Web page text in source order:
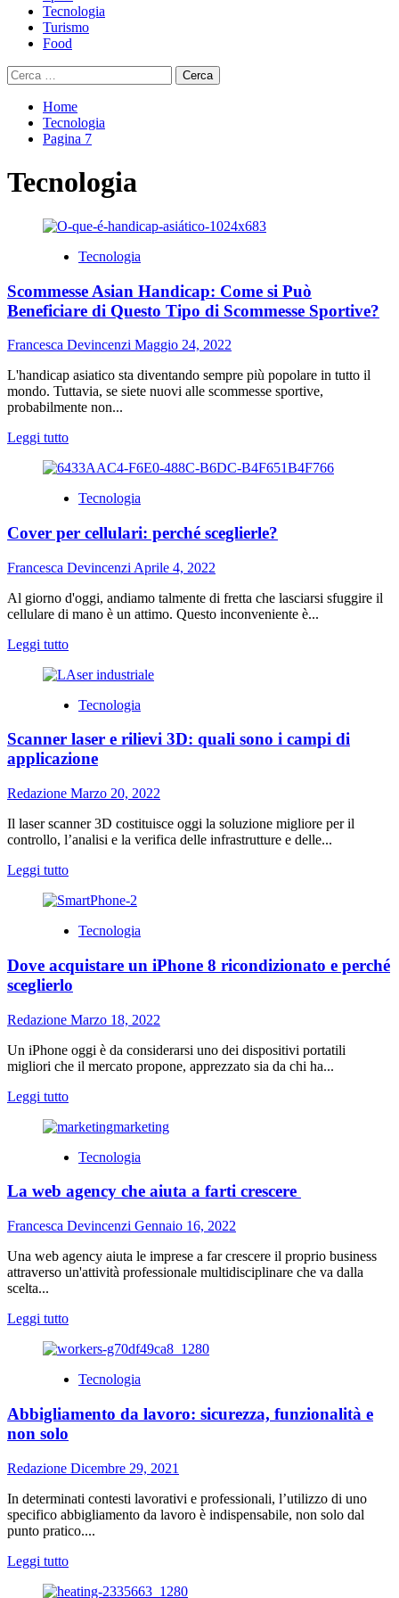
Tecnologia
Turismo
Food
Ricerca
per:
Home
Tecnologia
Pagina 7
Tecnologia
Tecnologia
Scommesse Asian Handicap: Come si Può
Beneficiare di Questo Tipo di Scommesse Sportive?
Francesca Devincenzi Maggio 24, 2022
L'handicap asiatico sta diventando sempre più popolare in tutto il
mondo. Tuttavia, se siete nuovi alle scommesse sportive,
probabilmente non...
Leggi tuttoLeggi
più
Scommesse
Handicap:
si
Beneficiare
di
Tipo
Scommesse
Tecnologia
Cover per cellulari: perché sceglierle?
Francesca Devincenzi Aprile 4, 2022
Al giorno d'oggi, andiamo talmente di fretta che lasciarsi sfuggire il
cellulare di mano è un attimo. Questo inconveniente è...
Leggi tuttoLeggi
più
Cover
cellulari:
perché
Tecnologia
Scanner laser e rilievi 3D: quali sono i campi di
applicazione
Redazione Marzo 20, 2022
Il laser scanner 3D costituisce oggi la soluzione migliore per il
controllo, l’analisi e la verifica delle infrastrutture e delle...
Leggi tuttoLeggi
più
Scanner
e
rilievi
3D:
quali
sono
campi
applicazione
Tecnologia
Dove acquistare un iPhone 8 ricondizionato e perché
sceglierlo
Redazione Marzo 18, 2022
Un iPhone oggi è da considerarsi uno dei dispositivi portatili
migliori che il mercato propone, apprezzato sia da chi ha...
Leggi tuttoLeggi
più
Dove
un
8
e
perché
Tecnologia
La web agency che aiuta a farti crescere
Francesca Devincenzi Gennaio 16, 2022
Una web agency aiuta le imprese a far crescere il proprio business
attraverso un'attività professionale multidisciplinare che va dalla
scelta...
Leggi tuttoLeggi
più
La
agency
aiuta
a
farti
crescere
Tecnologia
Abbigliamento da lavoro: sicurezza, funzionalità e
non solo
Redazione Dicembre 29, 2021
In determinati contesti lavorativi e professionali, l’utilizzo di uno
specifico abbigliamento da lavoro è indispensabile, non solo dal
punto pratico....
Leggi tuttoLeggi
più